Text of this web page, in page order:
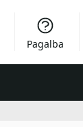
Pagalba